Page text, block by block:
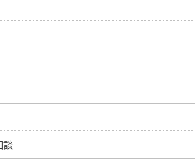
談